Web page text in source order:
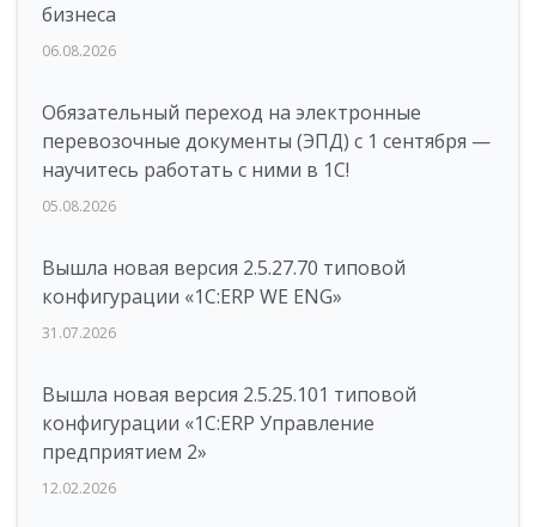
бизнеса
06.08.2026
Обязательный переход на электронные
перевозочные документы (ЭПД) с 1 сентября —
научитесь работать с ними в 1С!
05.08.2026
Вышла новая версия 2.5.27.70 типовой
конфигурации «1С:ERP WE ENG»
31.07.2026
Вышла новая версия 2.5.25.101 типовой
конфигурации «1С:ERP Управление
предприятием 2»
12.02.2026